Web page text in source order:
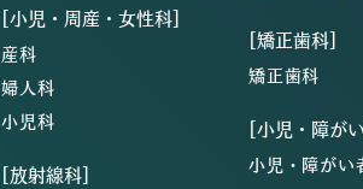
[小児・周産・女性科]
産科
婦人科
小児科
[放射線科]
[矯正歯科]
矯正歯科
[小児・障が
小児・障がい